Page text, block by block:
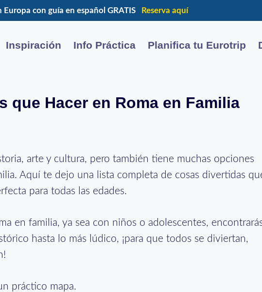
Europa con guía en español GRATIS Reserva aquí
Inspiración Info Práctica Planifica tu Eurotrip
que Hacer en Roma en Familia
arte y cultura, pero también tiene muchas opciones
Aquí te dejo una lista completa de cosas divertidas
para todas las edades.
en familia, ya sea con niños o adolescentes,
hasta lo más lúdico, ¡para que todos se diviertan,
práctico mapa.